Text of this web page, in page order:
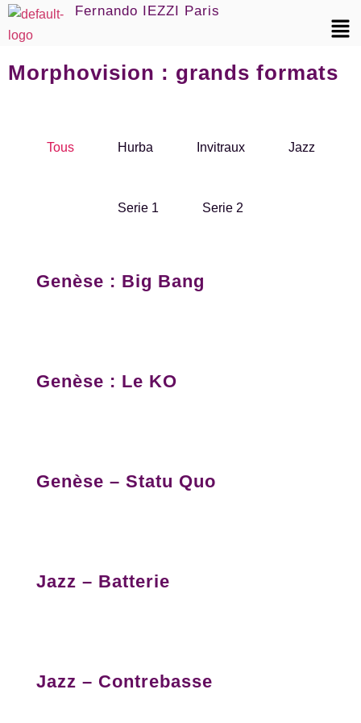
Fernando IEZZI Paris
Morphovision : grands formats
Tous Hurba Invitraux Jazz
Serie 1 Serie 2
Genèse : Big Bang
Genèse : Le KO
Genèse – Statu Quo
Jazz – Batterie
Jazz – Contrebasse